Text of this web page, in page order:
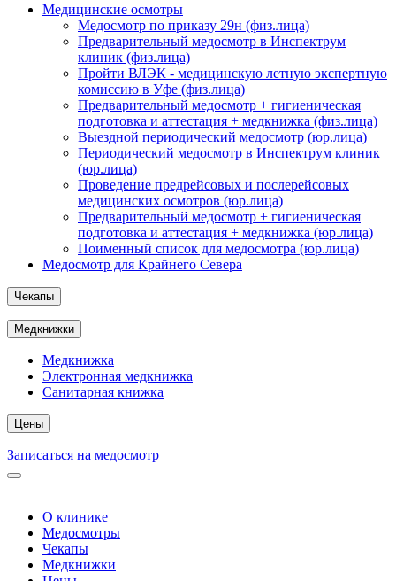
Медицинские осмотры
Медосмотр по приказу 29н (физ.лица)
Предварительный медосмотр в Инспектрум
клиник (физ.лица)
Пройти ВЛЭК - медицинскую летную экспертную
комиссию в Уфе (физ.лица)
Предварительный медосмотр + гигиеническая
подготовка и аттестация + медкнижка (физ.лица)
Выездной периодический медосмотр (юр.лица)
Периодический медосмотр в Инспектрум клиник
(юр.лица)
Проведение предрейсовых и послерейсовых
медицинских осмотров (юр.лица)
Предварительный медосмотр + гигиеническая
подготовка и аттестация + медкнижка (юр.лица)
Поименный список для медосмотра (юр.лица)
Медосмотр для Крайнего Севера
Чекапы
Медкнижки
Медкнижка
Электронная медкнижка
Санитарная книжка
Цены
Записаться на медосмотр
О клинике
Медосмотры
Чекапы
Медкнижки